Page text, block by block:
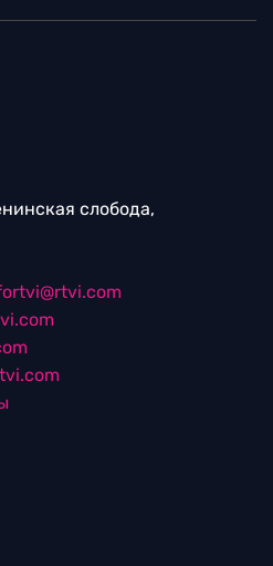
слобода,